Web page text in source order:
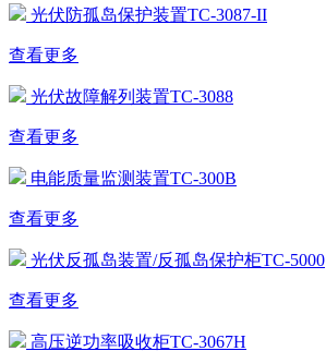
光伏防孤岛保护装置TC-3087-II
查看更多
光伏故障解列装置TC-3088
查看更多
电能质量监测装置TC-300B
查看更多
光伏反孤岛装置/反孤岛保护柜TC-5000
查看更多
高压逆功率吸收柜TC-3067H